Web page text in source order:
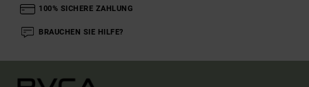
100% SICHERE ZAHLUNG
BRAUCHEN SIE HILFE?